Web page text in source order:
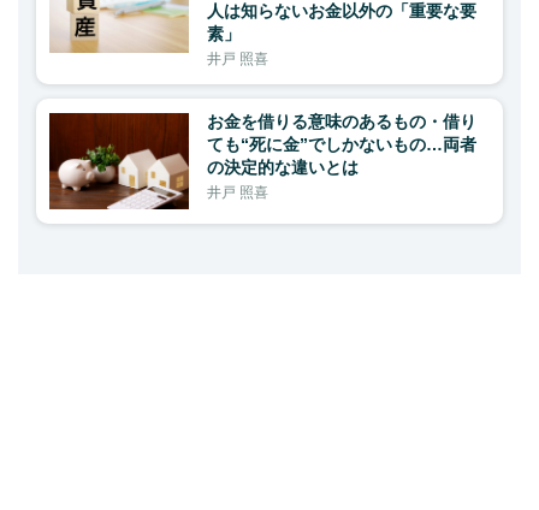
人は知らないお金以外の「重要な要
素」
井戸 照喜
お金を借りる意味のあるもの・借り
ても“死に金”でしかないもの…両者
の決定的な違いとは
井戸 照喜